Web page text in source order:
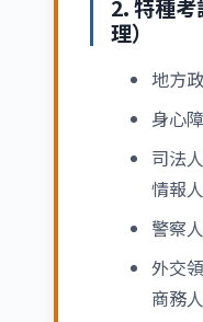
2. 特種
理）
地方
身心
司法
情報
警察
外交
商務